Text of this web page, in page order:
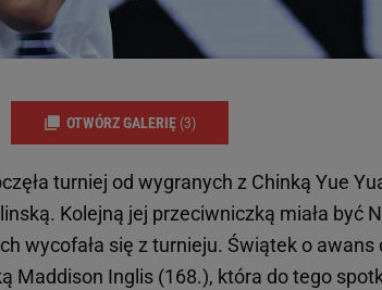
OTWÓRZ GALERIĘ (3)
turniej od wygranych z Chinką Yue
Kolejną jej przeciwniczką miała być
wycofała się z turnieju. Świątek o awans
Maddison Inglis (168.), która do tego